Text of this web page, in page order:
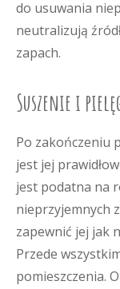
do usuwania
neutralizują
zapach.
Suszenie i
Po zakończeniu
jest jej
jest podatna na
nieprzyjemnych
zapewnić jej jak
Przede
pomieszczenia.